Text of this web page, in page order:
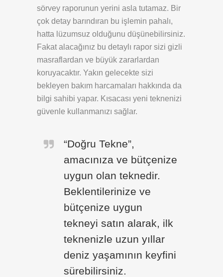
sörvey raporunun yerini asla tutamaz. Bir
çok detay barındıran bu işlemin pahalı,
hatta lüzumsuz olduğunu düşünebilirsiniz.
Fakat alacağınız bu detaylı rapor sizi gizli
masraflardan ve büyük zararlardan
koruyacaktır. Yakın gelecekte sizi
bekleyen bakım harcamaları hakkında da
bilgi sahibi yapar. Kısacası yeni teknenizi
güvenle kullanmanızı sağlar.
“Doğru Tekne”,
amacınıza ve bütçenize
uygun olan teknedir.
Beklentilerinize ve
bütçenize uygun
tekneyi satın alarak, ilk
teknenizle uzun yıllar
deniz yaşamının keyfini
sürebilirsiniz.